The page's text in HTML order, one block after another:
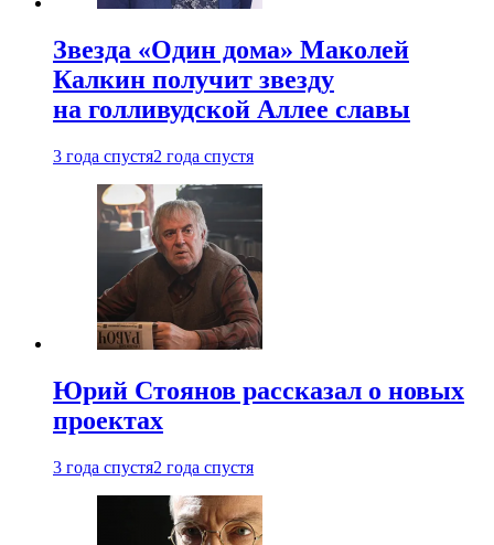
Звезда «Один дома» Маколей
Калкин получит звезду
на голливудской Аллее славы
3 года спустя2 года спустя
Юрий Стоянов рассказал о новых
проектах
3 года спустя2 года спустя